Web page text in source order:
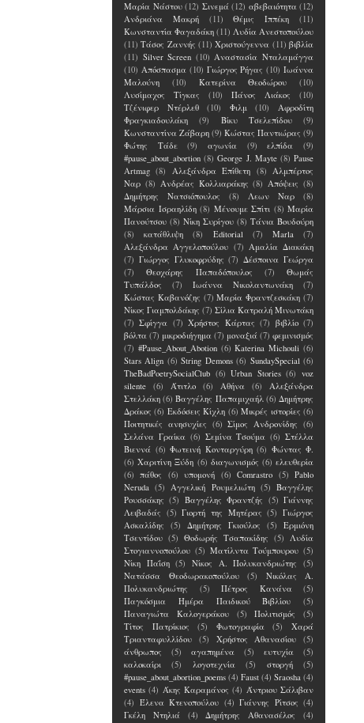
Μαρία Νάστου (12) Σινεμά (12) αβεβαιότητα (12)
Ανδριάνα Μακρή
(11) Θέμις Ιππέκη
(11)
Κωνσταντία Φαγαδάκη (11) Λυδία Ανεστοπούλου
(11) Τάσος Ζαννής (11) Χριστούγεννα (11) βιβλία
(11) Silver Screen (10) Αναστασία Νταλαμάγγα
(10) Απόσπασμα (10) Γιώργος Ρήγας (10) Ιωάννα
Μαλούνη
(10) Κατερίνα Θεοδώρου
(10)
Λυσίμαχος Τίγκας
(10) Πάνος Λιάκος
(10)
Τζένιφερ Ντέρλεθ
(10) Φιλμ (10)
Αφροδίτη
Φραγκιαδουλάκη
(9) Βίκυ Τσελεπίδου
(9)
Κωνσταντίνα Ζάβαρη (9) Κώστας Παντιώρας (9)
Φώτης Τάδε
(9) αγωνία (9) ελπίδα
(9)
#pause_about_abortion (8) George J. Mayte (8) Pause
Artmag (8) Αλεξάνδρα Επίθετη (8) Αλμπέρτος
Ναρ (8) Ανδρέας Κολλιαράκης (8) Απόψεις (8)
Δημήτρης Νατσιόπουλος
(8) Λεων Ναρ
(8)
Μάρσια Ισραηλίδη (8) Μένουμε Σπίτι (8) Μαρία
Πανούτσου (8) Νίκη Συρίγου (8) Τάνια Βουδούρη
(8)
κατάθλιψη (8) Editorial (7) Marla
(7)
Αλεξάνδρα Αγγελοπούλου (7) Αμαλία Διακάκη
(7) Γιώργος Γλυκοφρύδης (7) Δέσποινα Γεώργα
(7)
Θεοχάρης Παπαδόπουλος (7)
Θωμάς
Τυπάλδος
(7) Ιωάννα Νικολαντωνάκη
(7)
Κώστας Καβανόζης (7) Μαρία Φραντζεσκάκη (7)
Νίκος Γιαμπολδάκης (7) Σίλια Κατραλή Μινωτάκη
(7) Σφίγγα (7) Χρήστος Κάρτας (7) βιβλίο (7)
βόλτα (7) μικροδιήγημα (7) μοναξιά (7) φεμινισμός
(7) #Pause_About_Abotion (6) Katerina Michouli (6)
Stars Align (6) String Demons (6) SundaySpecial (6)
TheBadPoetrySocialClub (6) Urban Stories (6) voz
silente
(6) Άτιτλο (6) Αθήνα (6)
Αλεξάνδρα
Στελλάκη (6) Βαγγέλης Παπαμιχαήλ (6) Δημήτρης
Δράκος (6) Εκδόσεις Κίχλη (6) Μικρές ιστορίες (6)
Ποιτητικές ανησυχίες (6) Σίμος Ανδρονίδης (6)
Σελάνα Γραίκα (6) Σεμίνα Τσούμα (6) Στέλλα
Βιεννά (6) Φωτεινή Κονταργύρη (6) Φώντας Φ.
(6) Χαριτίνη Ξύδη (6) διαγωνισμός (6) ελευθερία
(6)
πάθος (6) υπομονή (6) Comrastro (5) Pablo
Neruda (5) Αγγελική Ρουμελιώτη (5) Βαγγέλης
Ρουσσάκης (5) Βαγγέλης Φραντζής (5) Γιάννης
Λειβαδάς (5) Γιορτή της Μητέρας (5) Γιώργος
Ασκαλίδης
(5) Δημήτρης Γκιούλος (5)
Ερμιόνη
Τσεντίδου (5) Θοδωρής Τσαπακίδης (5) Λυδία
Στογιαννοπούλου (5) Ματίλντα Τούμπουρου (5)
Νίκη Παΐση (5) Νίκος Α. Πολυκανδριώτης
(5)
Νατάσσα Θεοδωρακοπούλου
(5)
Νικόλας Α.
Πολυκανδριώτης
(5) Πέτρος Κανάνα
(5)
Παγκόσμια Ημέρα Παιδικού Βιβλίου
(5)
Παναγιώτα Καλογεράκου
(5) Πολιτισμός
(5)
Τίτος Πατρίκιος
(5) Φωτογραφία (5)
Χαρά
Τριανταφυλλίδου
(5) Χρήστος Αθανασίου
(5)
άνθρωπος
(5) αγαπημένα (5) ευτυχία
(5)
καλοκαίρι
(5) λογοτεχνία (5) στοργή
(5)
#pause_about_abortion_poems (4) Faust (4) Sraosha (4)
events (4) Άκης Καραμάνος (4) Άντριου Σάλιβαν
(4) Έλενα Kτενοπούλου (4) Γιάννης Ρίτσος (4)
Γκέλη Ντηλιά
(4) Δημήτρης Αθανασέλος
(4)